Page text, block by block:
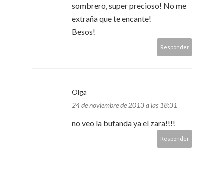
sombrero, super precioso! No me
extraña que te encante!
Besos!
Responder
Olga
24 de noviembre de 2013 a las 18:31
no veo la bufanda ya el zara!!!!
Responder